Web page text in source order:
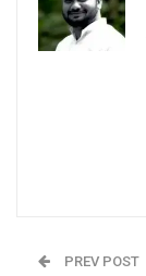
PREV POST